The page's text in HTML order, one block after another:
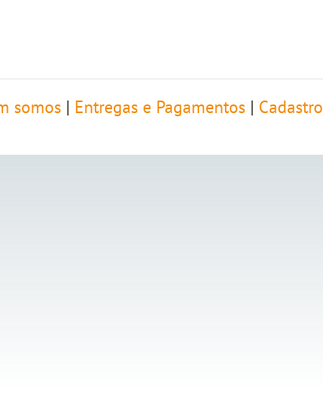
somos Entregas e Pagamentos Cadastro